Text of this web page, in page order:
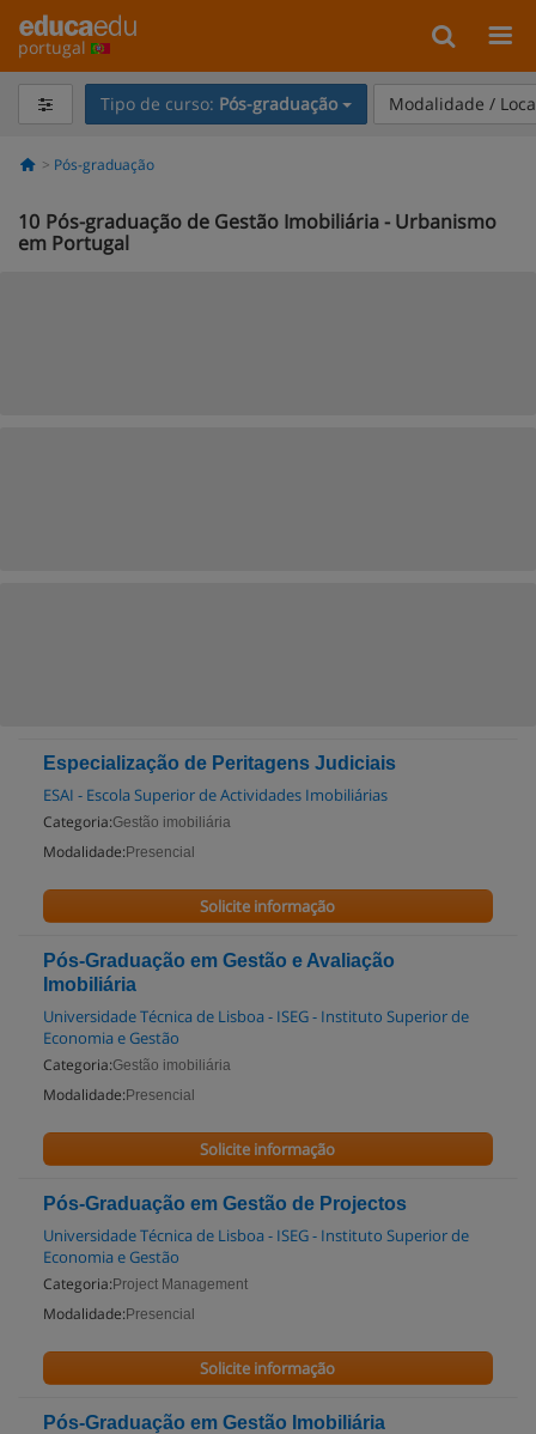
portugal
Tipo de curso: Pós-graduação Modalidade /
Pós-graduação
10 Pós-graduação de Gestão Imobiliária - Urbanismo
em Portugal
Especialização de Peritagens Judiciais
ESAI - Escola Superior de Actividades Imobiliárias
Categoria:Gestão imobiliária
Modalidade: Presencial
Solicite informação
Pós-Graduação em Gestão e Avaliação
Imobiliária
Universidade Técnica de Lisboa - ISEG - Instituto Superior de
Economia e Gestão
Categoria:Gestão imobiliária
Modalidade: Presencial
Solicite informação
Pós-Graduação em Gestão de Projectos
Universidade Técnica de Lisboa - ISEG - Instituto Superior de
Economia e Gestão
Categoria: Project Management
Modalidade: Presencial
Solicite informação
Pós-Graduação em Gestão Imobiliária